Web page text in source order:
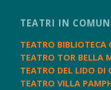
TEATRI IN
TEATRO BIBLIOTECA
TEATRO TOR BELLA
TEATRO DEL LIDO DI
TEATRO VILLA